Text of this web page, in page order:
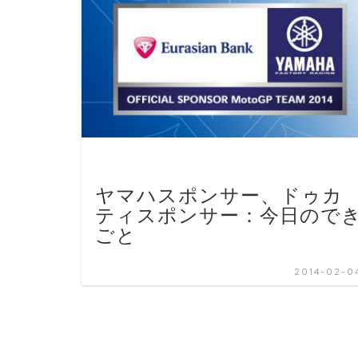
ヤマハスポンサー、ドゥカ
ティスポンサー：今日ので
ごと
2014-02-